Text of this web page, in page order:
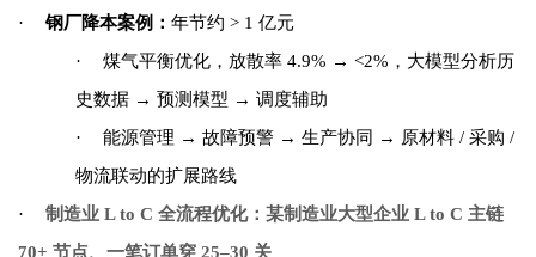
· 钢厂降本案例： 年节约 > 1 亿元
·
煤气平衡优化，放散率 4.9% → <2%，大模型分析历
史数据 → 预测模型 → 调度辅助
·
能源管理 → 故障预警 → 生产协同 → 原材料 / 采购 /
物流联动的扩展路线
·
制造业 L to C 全流程优化：某制造业大型企业 L to C 主链
70+ 节点、一笔订单穿 25–30 关